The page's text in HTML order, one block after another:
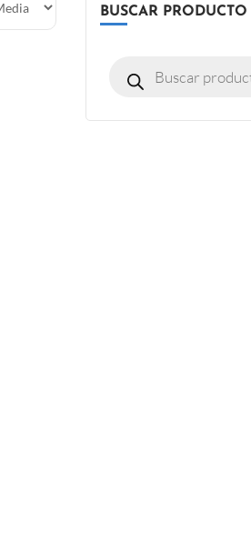
BUSCAR PRODUCTO